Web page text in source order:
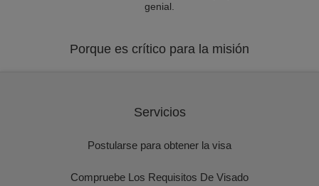
genial.
Porque es crítico para la misión
Servicios
Postularse para obtener la visa
Compruebe Los Requisitos De Visado